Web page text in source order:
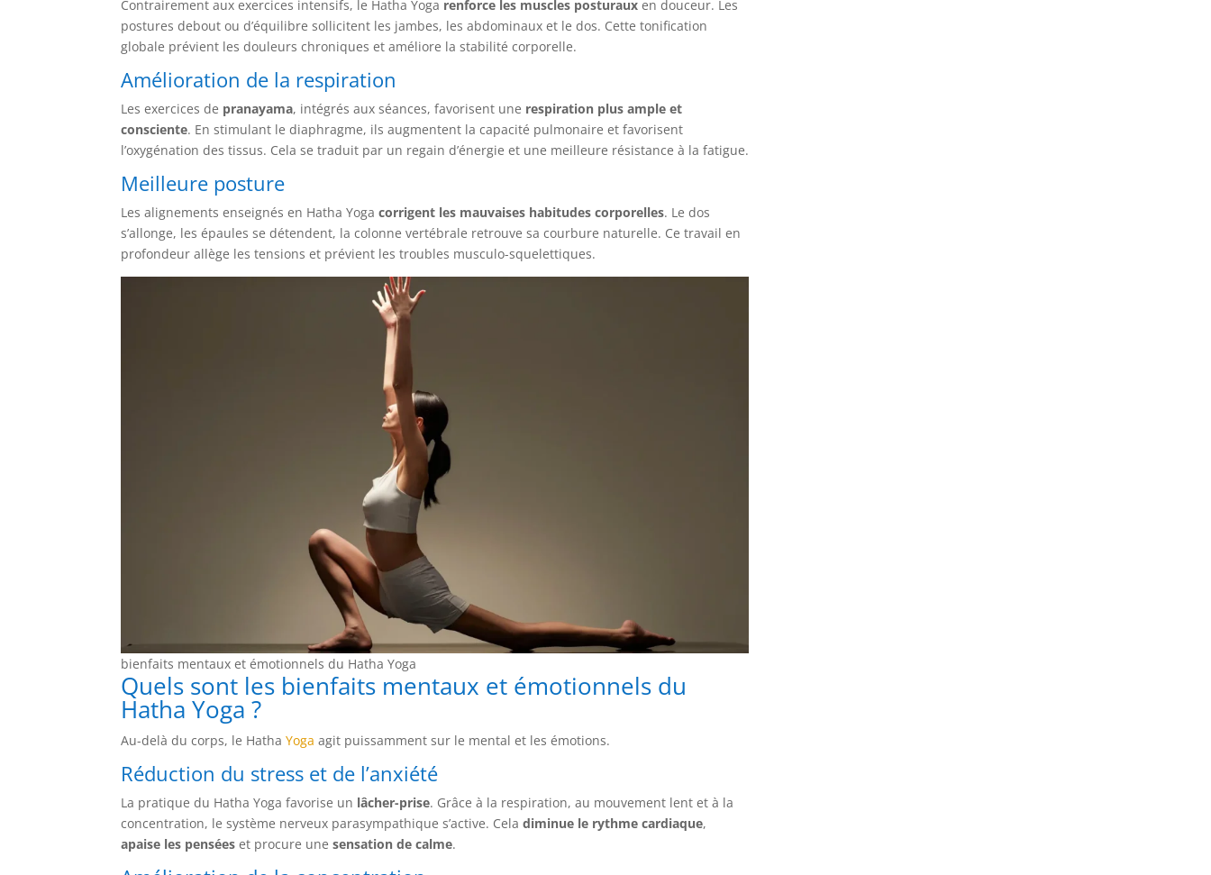
Contrairement aux exercices intensifs, le Hatha Yoga renforce les muscles posturaux en douceur. Les
postures debout ou d’équilibre sollicitent les jambes, les abdominaux et le dos. Cette tonification
globale prévient les douleurs chroniques et améliore la stabilité corporelle.
Amélioration de la respiration
Les exercices de pranayama, intégrés aux séances, favorisent une respiration plus ample et
consciente. En stimulant le diaphragme, ils augmentent la capacité pulmonaire et favorisent
l’oxygénation des tissus. Cela se traduit par un regain d’énergie et une meilleure résistance à la fatigue.
Meilleure posture
Les alignements enseignés en Hatha Yogacorrigent les mauvaises habitudes corporelles. Le dos
s’allonge, les épaules se détendent, la colonne vertébrale retrouve sa courbure naturelle. Ce travail en
profondeur allège les tensions et prévient les troubles musculo-squelettiques.
bienfaits mentaux et émotionnels du Hatha Yoga
Quels sont les bienfaits mentaux et émotionnels du
Hatha Yoga ?
Au-delà du corps, le HathaYoga agit puissamment sur le mental et les émotions.
Réduction du stress et de l’anxiété
La pratique du Hatha Yoga favorise un lâcher-prise. Grâce à la respiration, au mouvement lent et à la
concentration, le système nerveux parasympathique s’active. Celadiminue le rythme cardiaque,
apaise les pensées et procure unesensation de calme.